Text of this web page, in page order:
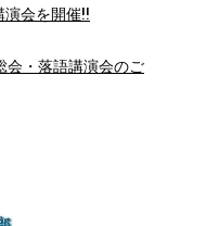
演会を開催!!
会・落語講演会のご